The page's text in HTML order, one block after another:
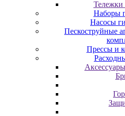
Тележки
Наборы
Насосы
Пескоструйные
Прессы и